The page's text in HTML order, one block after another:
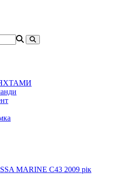
MARINE C43 2009 рік